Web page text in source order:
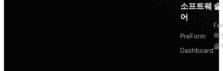
소프트웨
어
PreForm
Dashboard
팩
솔